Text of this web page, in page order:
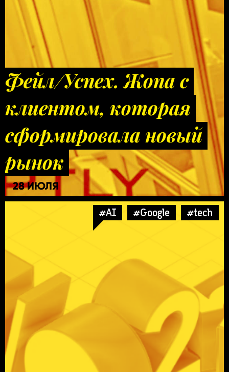
Фейл/Успех. Жопа с
клиентом, которая
сформировала новый
рынок
28 ИЮЛЯ
#AI #Google #tech